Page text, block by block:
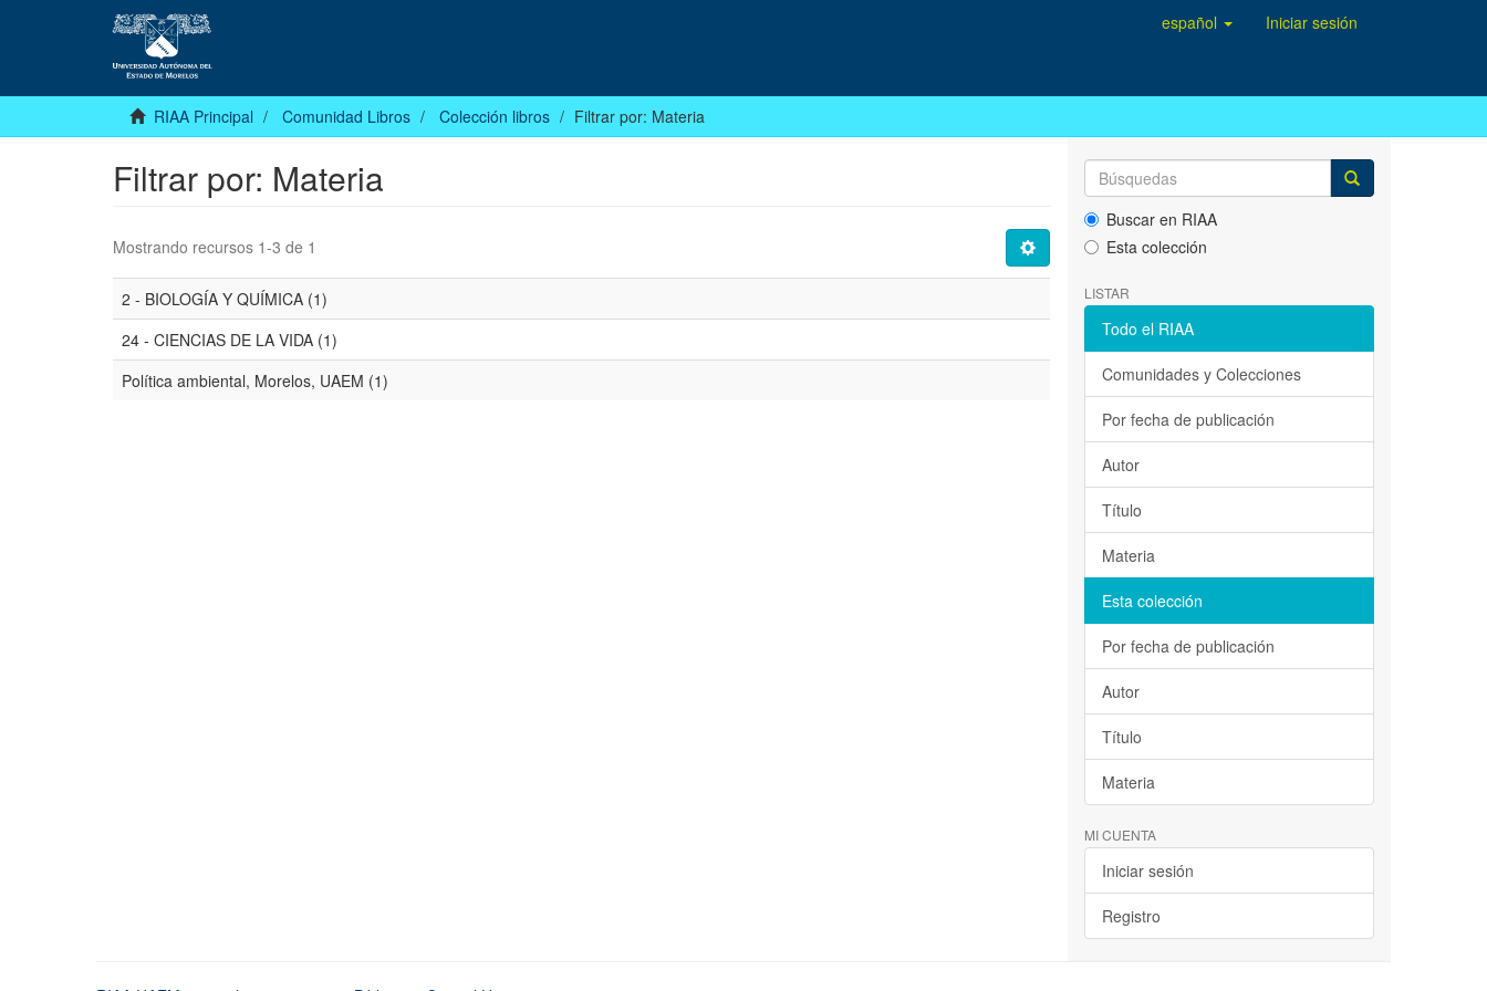
español Iniciar sesión
RIAA Principal Comunidad Libros Colección libros Filtrar por: Materia
Filtrar por: Materia
Mostrando recursos 1-3 de 1
2 - BIOLOGÍA Y QUÍMICA (1)
24 - CIENCIAS DE LA VIDA (1)
Política ambiental, Morelos, UAEM (1)
Buscar en RIAA
Esta colección
LISTAR
Todo el RIAA
Comunidades y Colecciones
Por fecha de publicación
Autor
Título
Materia
Esta colección
Por fecha de publicación
Autor
Título
Materia
MI CUENTA
Iniciar sesión
Registro